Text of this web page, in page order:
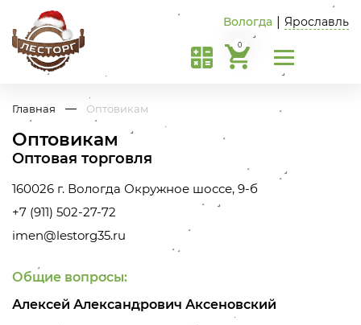
Вологда Ярославль
0
Главная Оптовикам
Оптовикам
Оптовая торговля
160026 г. Вологда Окружное шоссе, 9-б
+7 (911) 502-27-72
imen@lestorg35.ru
Общие вопросы:
Алексей Александрович Аксеновский